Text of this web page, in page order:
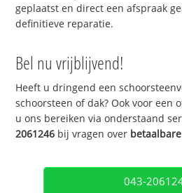
geplaatst en direct een afspraak
definitieve reparatie.
Bel nu vrijblijvend!
Heeft u dringend een
schoorsteen of dak? Ook voor een
u ons bereiken via onderstaand
2061246 bij vragen over
043-